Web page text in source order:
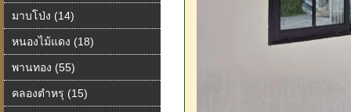
มาบโป่ง (14)
หนองไม้แดง (18)
พานทอง (55)
คลองตำหรุ (15)